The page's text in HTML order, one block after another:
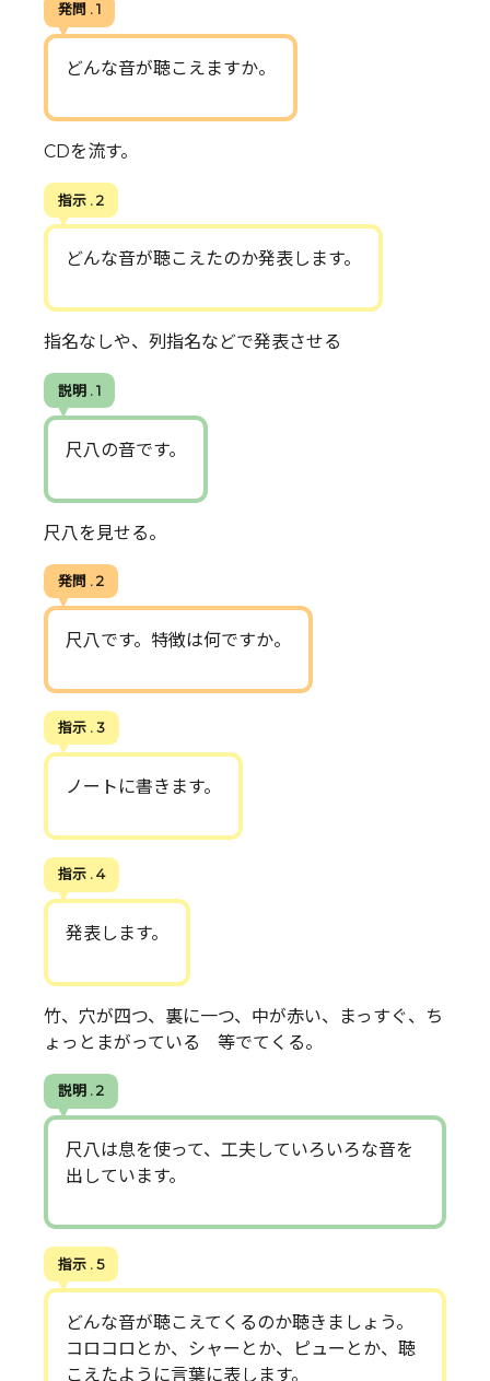
発問 . 1
どんな音が聴こえますか。
CDを流す。
指示 . 2
どんな音が聴こえたのか発表します。
指名なしや、列指名などで発表させる
説明 . 1
尺八の音です。
尺八を見せる。
発問 . 2
尺八です。特徴は何ですか。
指示 . 3
ノートに書きます。
指示 . 4
発表します。
竹、穴が四つ、裏に一つ、中が赤い、まっすぐ、ち
ょっとまがっている 等でてくる。
説明 . 2
尺八は息を使って、工夫していろいろな音を
出しています。
指示 . 5
どんな音が聴こえてくるのか聴きましょう。
コロコロとか、シャーとか、ピューとか、聴
こえたように言葉に表します。